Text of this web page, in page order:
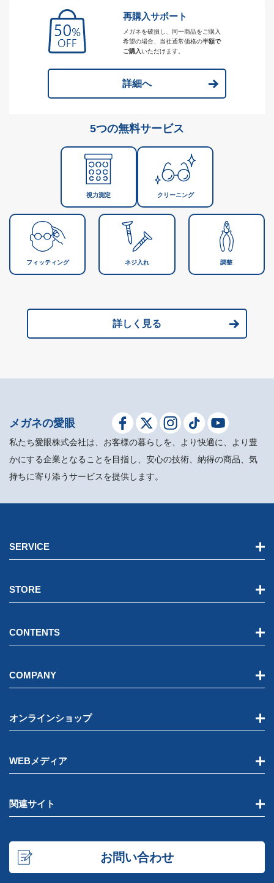
再購入サポート
メガネを破損し、同一商品をご購入
希望の場合、当社通常価格の半額で
ご購入いただけます。
詳細へ
5つの無料サービス
視力測定 クリーニング
フィッティング ネジ入れ 調整
詳しく見る
メガネの愛眼
私たち愛眼株式会社は、お客様の暮らしを、より快適に、より豊
かにする企業となることを目指し、安心の技術、納得の商品、気
持ちに寄り添うサービスを提供します。
SERVICE
STORE
CONTENTS
COMPANY
オンラインショップ
WEBメディア
関連サイト
お問い合わせ